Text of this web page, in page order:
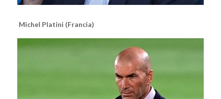
Michel Platini (Francia)